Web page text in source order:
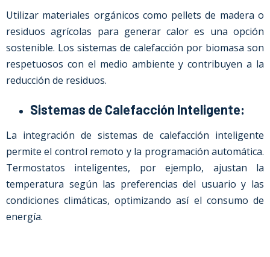
Utilizar materiales orgánicos como pellets de madera o
residuos agrícolas para generar calor es una opción
sostenible. Los sistemas de calefacción por biomasa son
respetuosos con el medio ambiente y contribuyen a la
reducción de residuos.
Sistemas de Calefacción Inteligente:
La integración de sistemas de calefacción inteligente
permite el control remoto y la programación automática.
Termostatos inteligentes, por ejemplo, ajustan la
temperatura según las preferencias del usuario y las
condiciones climáticas, optimizando así el consumo de
energía.